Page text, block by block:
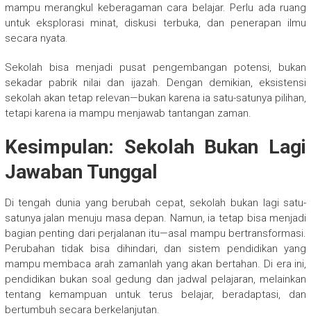
mampu merangkul keberagaman cara belajar. Perlu ada ruang
untuk eksplorasi minat, diskusi terbuka, dan penerapan ilmu
secara nyata.
Sekolah bisa menjadi pusat pengembangan potensi, bukan
sekadar pabrik nilai dan ijazah. Dengan demikian, eksistensi
sekolah akan tetap relevan—bukan karena ia satu-satunya pilihan,
tetapi karena ia mampu menjawab tantangan zaman.
Kesimpulan: Sekolah Bukan Lagi
Jawaban Tunggal
Di tengah dunia yang berubah cepat, sekolah bukan lagi satu-
satunya jalan menuju masa depan. Namun, ia tetap bisa menjadi
bagian penting dari perjalanan itu—asal mampu bertransformasi.
Perubahan tidak bisa dihindari, dan sistem pendidikan yang
mampu membaca arah zamanlah yang akan bertahan. Di era ini,
pendidikan bukan soal gedung dan jadwal pelajaran, melainkan
tentang kemampuan untuk terus belajar, beradaptasi, dan
bertumbuh secara berkelanjutan.